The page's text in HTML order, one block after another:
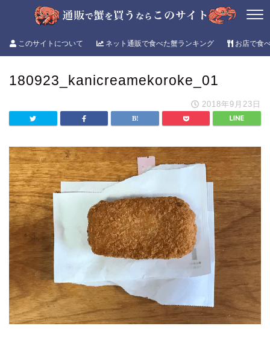
このサイトについて ネット通販で食べた蟹ランキング お店で食
180923_kanicreamekoroke_01
2018年9月23日